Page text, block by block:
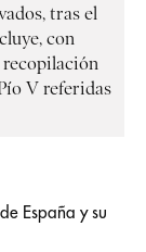
tras el
con
recopilación
V referidas
España y su